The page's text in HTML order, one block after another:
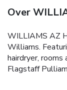
Over
WILLIAMS AZ
Williams.
hairdryer,
Flagstaff